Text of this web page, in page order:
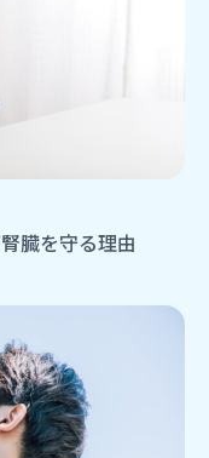
臓を守る理由